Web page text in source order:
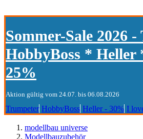
Sommer-Sale 2026
HobbyBoss *
25%
Aktion gültig vom 24.07. bis 06.08.2026
Trumpeter HobbyBoss Heller - 30% I
modellbau universe
Modellbauzubehör